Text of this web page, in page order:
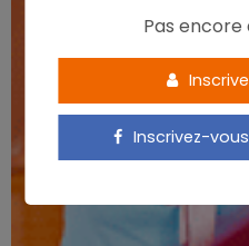
Pas
Inscrivez-